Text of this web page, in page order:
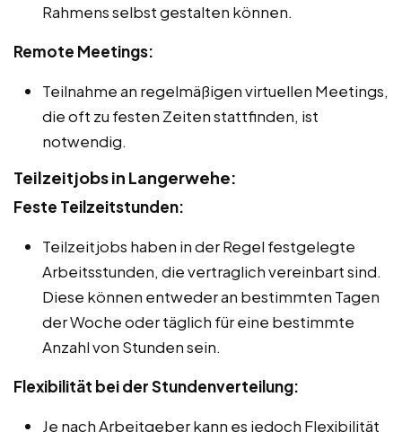
Rahmens selbst gestalten können.
Remote Meetings:
Teilnahme an regelmäßigen virtuellen Meetings,
die oft zu festen Zeiten stattfinden, ist
notwendig.
Teilzeitjobs in Langerwehe:
Feste Teilzeitstunden:
Teilzeitjobs haben in der Regel festgelegte
Arbeitsstunden, die vertraglich vereinbart sind.
Diese können entweder an bestimmten Tagen
der Woche oder täglich für eine bestimmte
Anzahl von Stunden sein.
Flexibilität bei der Stundenverteilung:
Je nach Arbeitgeber kann es jedoch Flexibilität